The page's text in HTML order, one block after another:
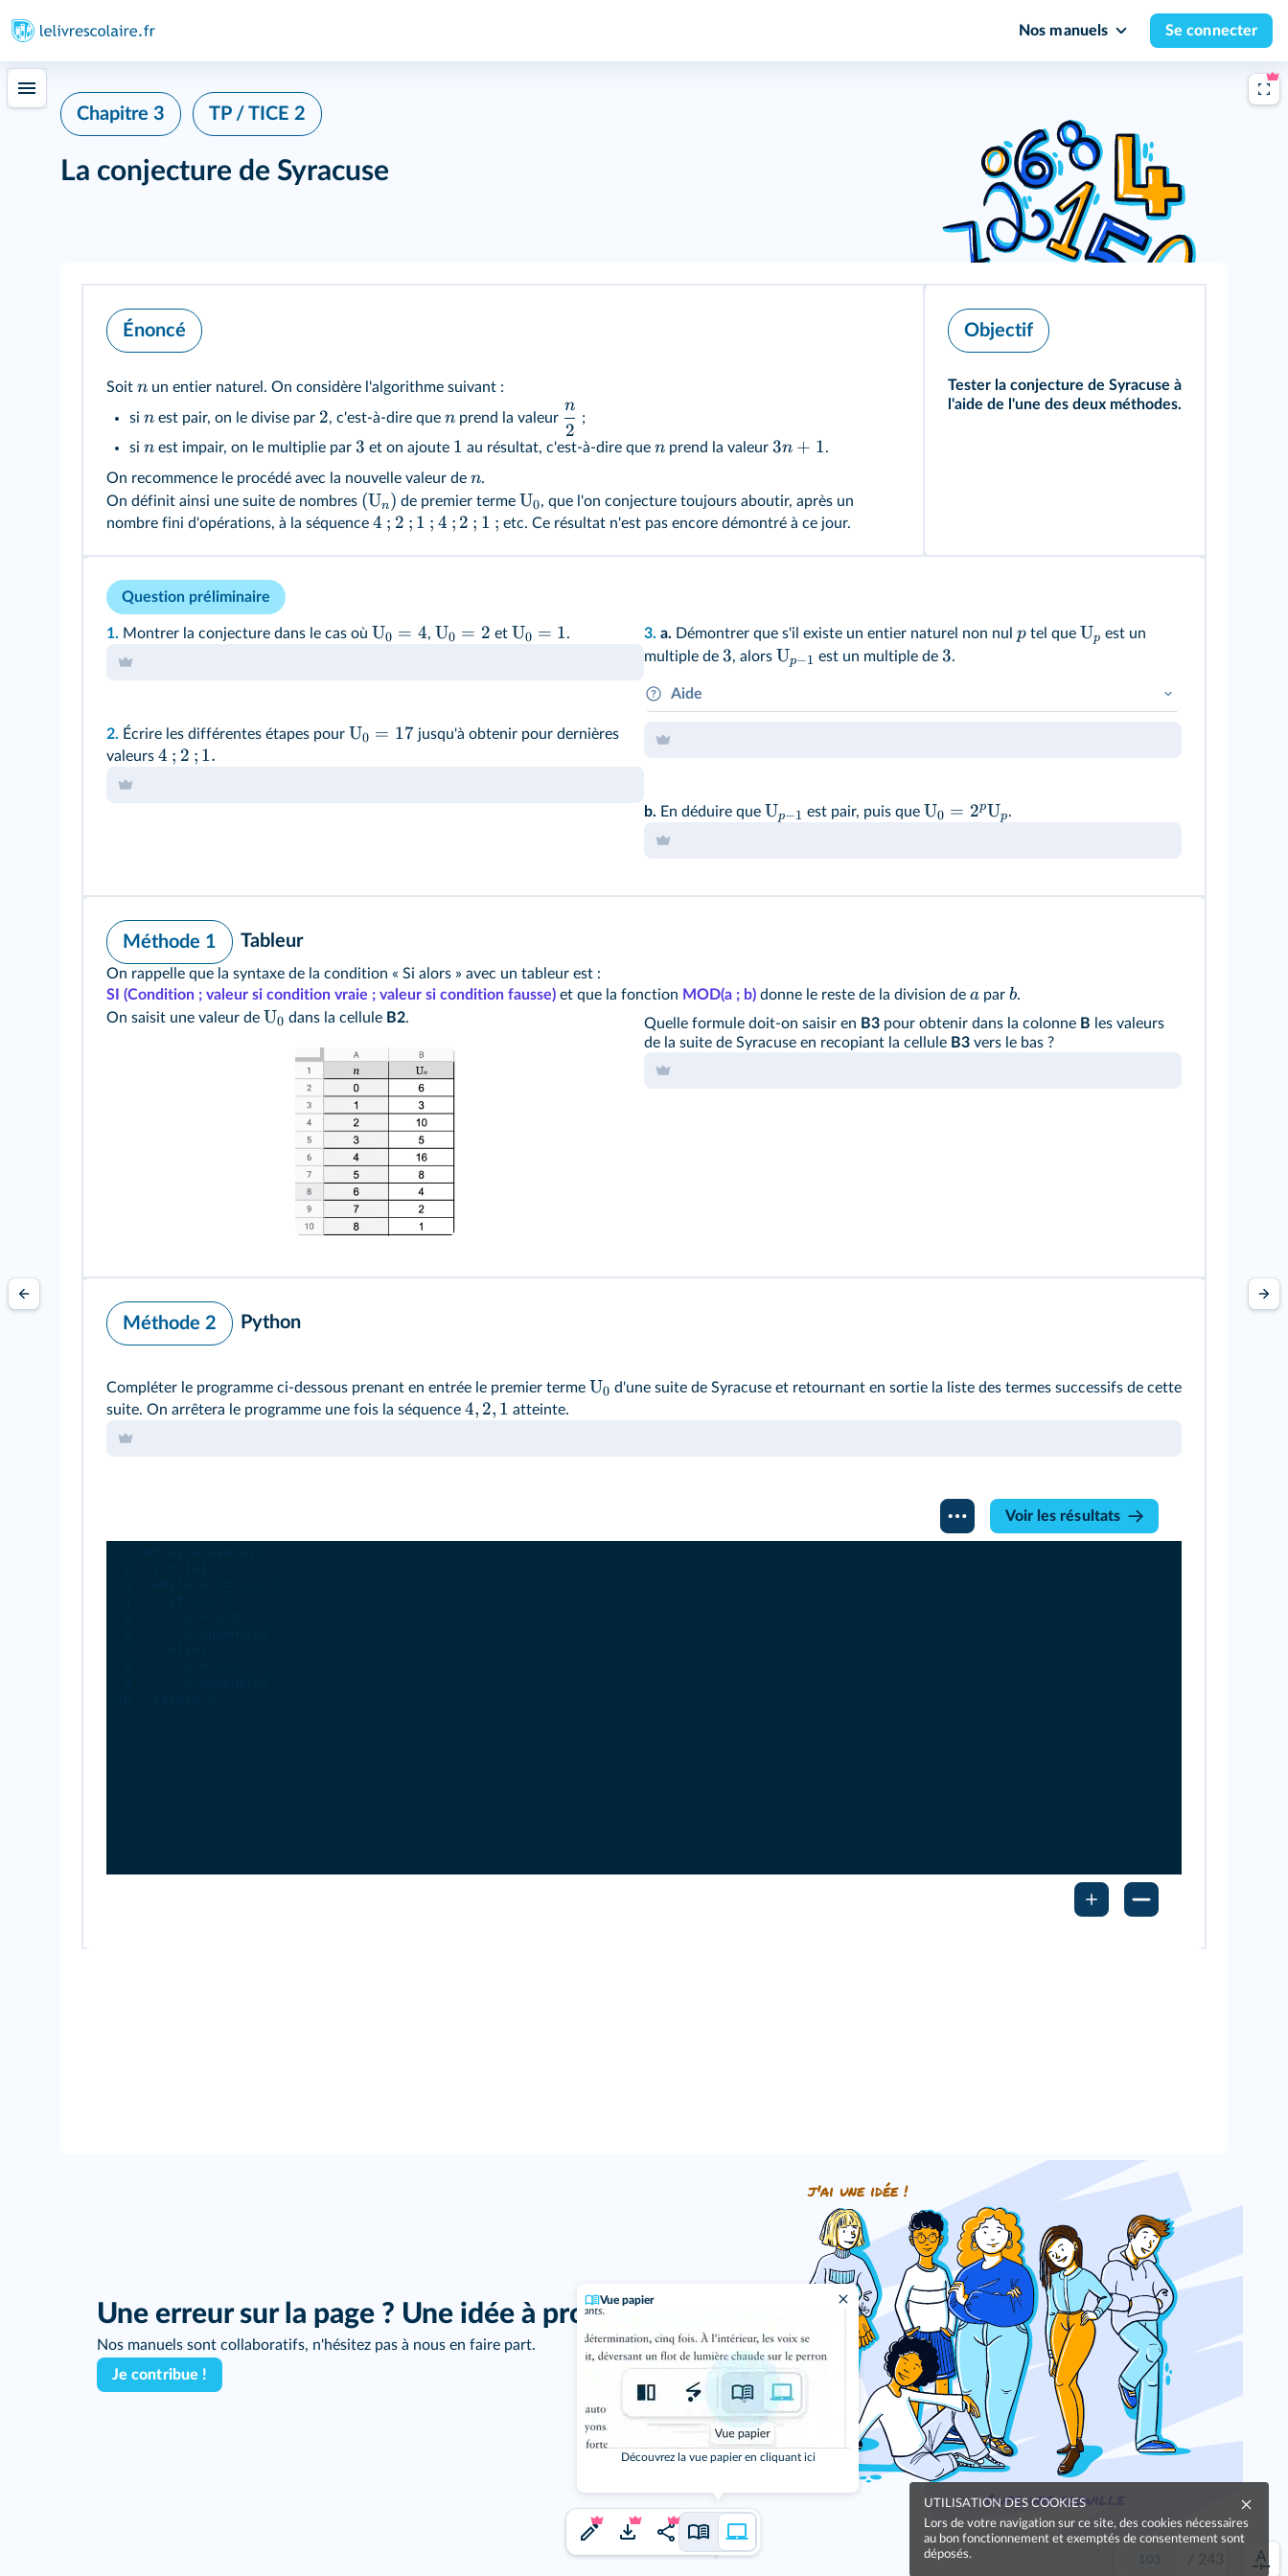
Nos manuels Se connecter
/ 243
Vue papier
Découvrez la vue papier en cliquant ici
Chapitre 3 TP / TICE 2
La conjecture de Syracuse
Énoncé
Soit n un entier naturel. On considère l'algorithme suivant :
si n est pair, on le divise par 2, c'est-à-dire que n prend la valeur
2
n
;
si n est impair, on le multiplie par 3 et on ajoute 1 au résultat, c'est-à-dire que n prend la valeur 3n + 1.
On recommence le procédé avec la nouvelle valeur de n.
On définit ainsi une suite de nombres (Un) de premier terme U0, que l'on conjecture toujours aboutir, après un
nombre fini d'opérations, à la séquence 4 ; 2 ; 1 ; 4 ; 2 ; 1 ; etc. Ce résultat n'est pas encore démontré à ce jour.
Objectif
Tester la conjecture de Syracuse à
l'aide de l'une des deux méthodes.
Question préliminaire
1. Montrer la conjecture dans le cas où U0 = 4, U0 = 2 et U0 = 1.
2. Écrire les différentes étapes pour U0 = 17 jusqu'à obtenir pour dernières
valeurs 4 ; 2 ; 1.
3. a. Démontrer que s'il existe un entier naturel non nul p tel que Up est un
multiple de 3, alors Up−1 est un multiple de 3.
Aide
On pourra raisonner pas contraposée et par disjonction des cas.
b. En déduire que Up−1 est pair, puis que U0 = 2pUp.
Méthode 1 Tableur
On rappelle que la syntaxe de la condition « Si alors » avec un tableur est :
SI (Condition ; valeur si condition vraie ; valeur si condition fausse) et que la fonction MOD(a ; b) donne le reste de la division de a par b.
On saisit une valeur de U0 dans la cellule B2. Quelle formule doit-on saisir en B3 pour obtenir dans la colonne B les valeurs
de la suite de Syracuse en recopiant la cellule B3 vers le bas ?
Méthode 2 Python
Compléter le programme ci‑dessous prenant en entrée le premier terme U0 d'une suite de Syracuse et retournant en sortie la liste des termes successifs de cette
suite. On arrêtera le programme une fois la séquence 4, 2, 1 atteinte.
Voir les résultats
Une erreur sur la page ? Une idée à proposer ?
Nos manuels sont collaboratifs, n'hésitez pas à nous en faire part.
Je contribue !
j'ai une idée !
Oups, une coquille
UTILISATION DES COOKIES
Lors de votre navigation sur ce site, des cookies nécessaires
au bon fonctionnement et exemptés de consentement sont
déposés.